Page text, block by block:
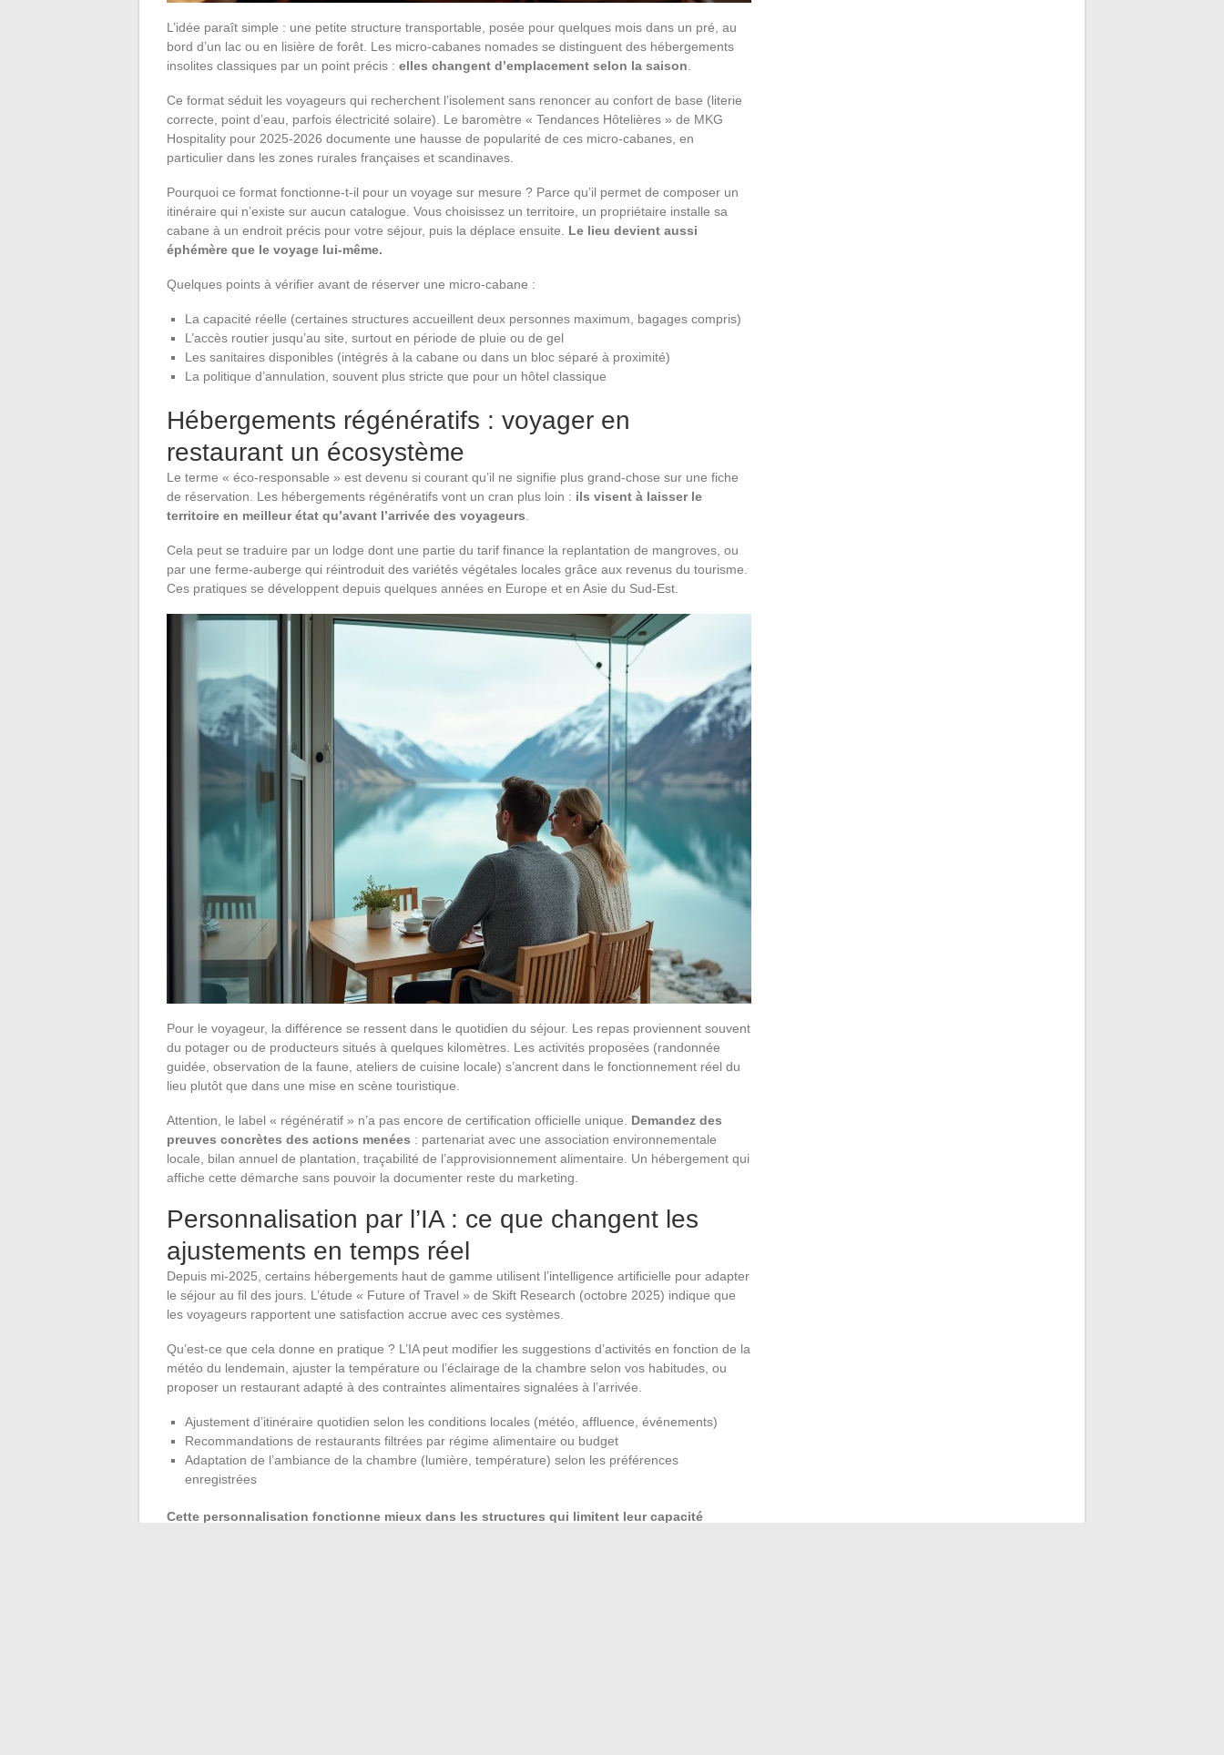
L’idée paraît simple : une petite structure transportable, posée pour quelques mois dans un pré, au
bord d’un lac ou en lisière de forêt. Les micro-cabanes nomades se distinguent des hébergements
insolites classiques par un point précis : elles changent d’emplacement selon la saison
Ce format séduit les voyageurs qui recherchent l’isolement sans renoncer au confort de base (literie
correcte, point d’eau, parfois électricité solaire). Le baromètre « Tendances Hôtelières » de MKG
Hospitality pour 2025-2026 documente une hausse de popularité de ces micro-cabanes, en
particulier dans les zones rurales françaises et scandinaves.
Pourquoi ce format fonctionne-t-il pour un voyage sur mesure ? Parce qu’il permet de composer un
itinéraire qui n’existe sur aucun catalogue. Vous choisissez un territoire, un propriétaire installe sa
cabane à un endroit précis pour votre séjour, puis la déplace ensuite. Le lieu devient aussi
éphémère que le voyage lui-même.
Quelques points à vérifier avant de réserver une micro-cabane :
La capacité réelle (certaines structures accueillent deux personnes maximum, bagages compris)
L’accès routier jusqu’au site, surtout en période de pluie ou de gel
Les sanitaires disponibles (intégrés à la cabane ou dans un bloc séparé à proximité)
La politique d’annulation, souvent plus stricte que pour un hôtel classique
Hébergements régénératifs : voyager en
restaurant un écosystème
Le terme « éco-responsable » est devenu si courant qu’il ne signifie plus grand-chose sur une fiche
de réservation. Les hébergements régénératifs vont un cran plus loin : ils visent à laisser le
territoire en meilleur état qu’avant l’arrivée des voyageurs
Cela peut se traduire par un lodge dont une partie du tarif finance la replantation de mangroves, ou
par une ferme-auberge qui réintroduit des variétés végétales locales grâce aux revenus du tourisme.
Ces pratiques se développent depuis quelques années en Europe et en Asie du Sud-Est.
Pour le voyageur, la différence se ressent dans le quotidien du séjour. Les repas proviennent souvent
du potager ou de producteurs situés à quelques kilomètres. Les activités proposées (randonnée
guidée, observation de la faune, ateliers de cuisine locale) s’ancrent dans le fonctionnement réel du
lieu plutôt que dans une mise en scène touristique.
Attention, le label « régénératif » n’a pas encore de certification officielle unique. Demandez des
preuves concrètes des actions menées : partenariat avec une association environnementale
locale, bilan annuel de plantation, traçabilité de l’approvisionnement alimentaire. Un hébergement qui
affiche cette démarche sans pouvoir la documenter reste du marketing.
Personnalisation par l’IA : ce que changent les
ajustements en temps réel
Depuis mi-2025, certains hébergements haut de gamme utilisent l’intelligence artificielle pour adapter
le séjour au fil des jours. L’étude « Future of Travel » de Skift Research (octobre 2025) indique que
les voyageurs rapportent une satisfaction accrue avec ces systèmes.
Qu’est-ce que cela donne en pratique ? L’IA peut modifier les suggestions d’activités en fonction de la
météo du lendemain, ajuster la température ou l’éclairage de la chambre selon vos habitudes, ou
proposer un restaurant adapté à des contraintes alimentaires signalées à l’arrivée.
Ajustement d’itinéraire quotidien selon les conditions locales (météo, affluence, événements)
Recommandations de restaurants filtrées par régime alimentaire ou budget
Adaptation de l’ambiance de la chambre (lumière, température) selon les préférences
enregistrées
Cette personnalisation fonctionne mieux dans les structures qui limitent leur capacité